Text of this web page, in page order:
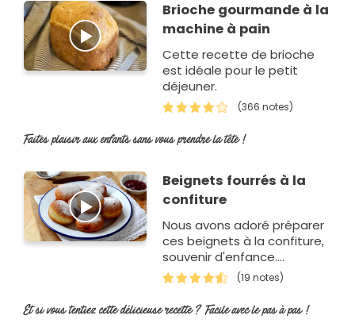
Brioche gourmande à la
machine à pain
Cette recette de brioche
est idéale pour le petit
déjeuner.
(366 notes)
Faites plaisir aux enfants sans vous prendre la tête !
Beignets fourrés à la
confiture
Nous avons adoré préparer
ces beignets à la confiture,
souvenir d'enfance.
N'hésitez pas à les refaire à
la maison, gr&aci…
(19 notes)
Et si vous tentiez cette délicieuse recette ? Facile avec le pas à pas !